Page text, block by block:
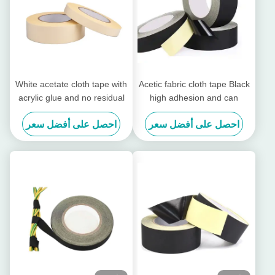
Acetic fabric cloth tape Black
high adhesion and can
temperatures up to 130℃
احصل على أفضل سعر
White acetate cloth tape with
acrylic glue and no residual
glue, High-temperature
insulating tape
احصل على أفضل سعر